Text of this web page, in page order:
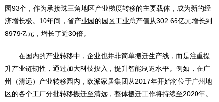
园93个，作为承接珠三角地区产业梯度转移的主要载体，成为新的经
济增长极。10年间，省产业园的园区工业总产值从302.66亿元增长到
8979亿元，增长了近30倍。
在国内的产业转移中，企业也并非简单搬迁生产线，而是注重提
升产业链韧性，通过加大科技投入，提升智能制造水平。例如，在广
州（清远）产业转移园内，欧派家居集团从2017年开始将位于广州地
区的各个工厂分批转移搬迁至清远，整体搬迁工作将持续至2020年。